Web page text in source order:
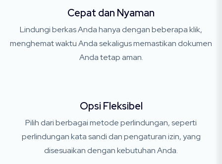
Cepat dan Nyaman
Lindungi berkas Anda hanya dengan beberapa klik,
menghemat waktu Anda sekaligus memastikan dokumen
Anda tetap aman.
Opsi Fleksibel
Pilih dari berbagai metode perlindungan, seperti
perlindungan kata sandi dan pengaturan izin, yang
disesuaikan dengan kebutuhan Anda.